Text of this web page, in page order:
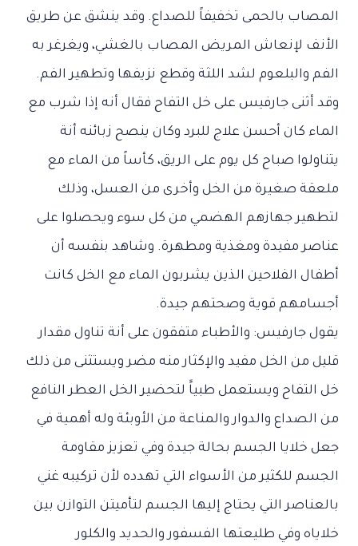
المصاب بالحمى تخفيفاً للصداع. وقد ينشق عن طريق
الأنف لإنعاش المريض المصاب بالغشي، ويغرغر به
الفم والبلعوم لشد اللثة وقطع نزيفها وتطهير الفم.
وقد أثنى جارفيس على خل التفاح فقال أنه إذا شرب مع
الماء كان أحسن علاج للبرد وكان ينصح زبائنه أنة
يتناولوا صباح كل يوم على الريق، كأساً من الماء مع
ملعقة صغيرة من الخل وأخرى من العسل، وذلك
لتطهير جهازهم الهضمي من كل سوء ويحصلوا على
عناصر مفيدة ومغذية ومطهرة. وشاهد بنفسه أن
أطفال الفلاحين الذين يشربون الماء مع الخل كانت
أجسامهم قوية وصحتهم جيدة.
يقول جارفيس: والأطباء متفقون على أنة تناول مقدار
قليل من الخل مفيد والإكثار منه مضر ويستثنى من ذلك
خل التفاح ويستعمل طبياًَ لتحضير الخل العطر النافع
من الصداع والدوار والمناعة من الأوبئة وله أهمية في
جعل خلايا الجسم بحالة جيدة وفي تعزيز مقاومة
الجسم للكثير من الأسواء التي تهدده لأن تركيبه غني
بالعناصر التي يحتاج إليها الجسم لتأميتن التوازن بين
خلاياه وفي طليعتها الفسفور والحديد والكلور